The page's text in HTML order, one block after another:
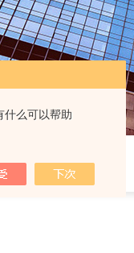
什么可以帮助